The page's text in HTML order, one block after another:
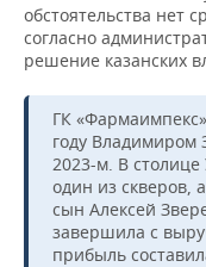
обстоятельства нет
согласно
решение казанских
ГК
году Владимиром
2023-м. В
один из скверов,
сын Алексей
завершила с
прибыль